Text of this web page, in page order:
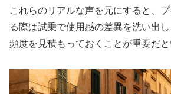
これらのリアルな声を元にすると、
る際は試乗で使用感の差異を洗い出
頻度を見積もっておくことが重要だと